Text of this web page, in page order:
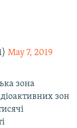
May 7, 2019
зона
зон